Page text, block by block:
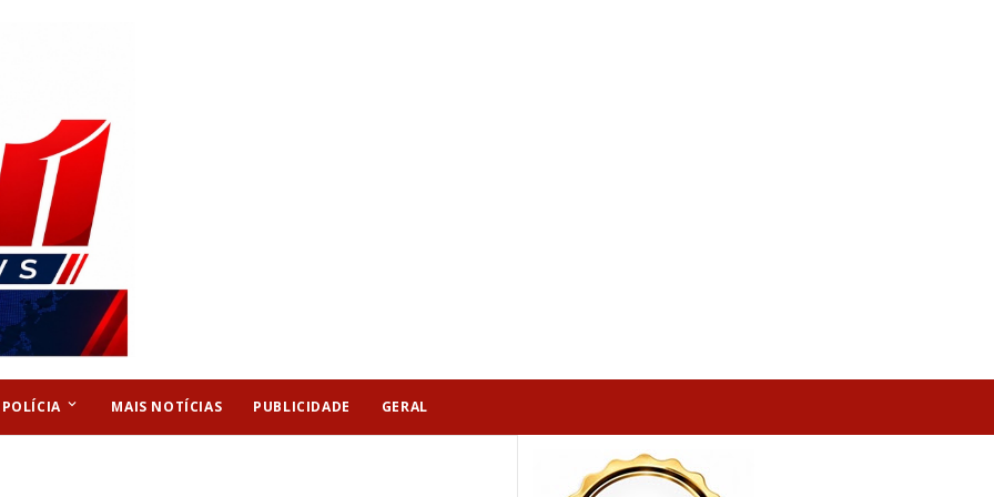
POLÍCIA keyboard_arrow_down MAIS NOTÍCIAS PUBLICIDADE GERAL